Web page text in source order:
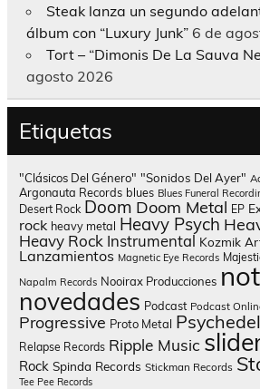
Steak lanza un segundo
álbum con “Luxury Junk” 6 de
Tort – “Dimonis De La Sauva
agosto 2026
Etiquetas
"Clásicos Del Género" "Sonidos Del Ayer"
Argonauta Records blues Blues Funeral
Desert Rock Doom Doom Metal EP
rock heavy metal Heavy Psych
Heavy Rock Instrumental Kozmik
Lanzamientos Magnetic Eye Records
Napalm Records Nooirax Producciones
novedades Podcast Podcast
Progressive Proto Metal
Relapse Records Ripple Music
Rock Spinda Records Stickman Records
Tee Pee Records